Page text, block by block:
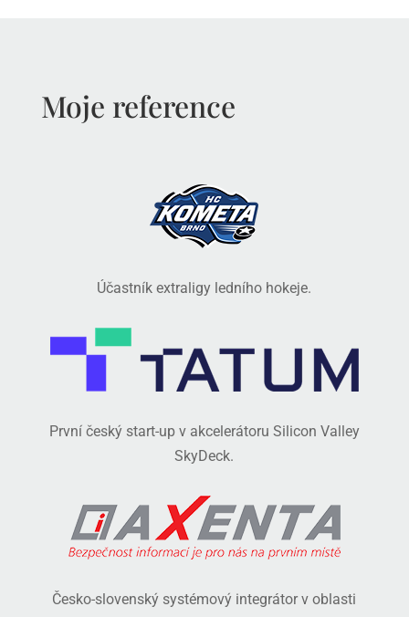
Moje reference
Účastník extraligy ledního hokeje.
První český start-up v akcelerátoru Silicon Valley
SkyDeck.
Česko-slovenský systémový integrátor v oblasti